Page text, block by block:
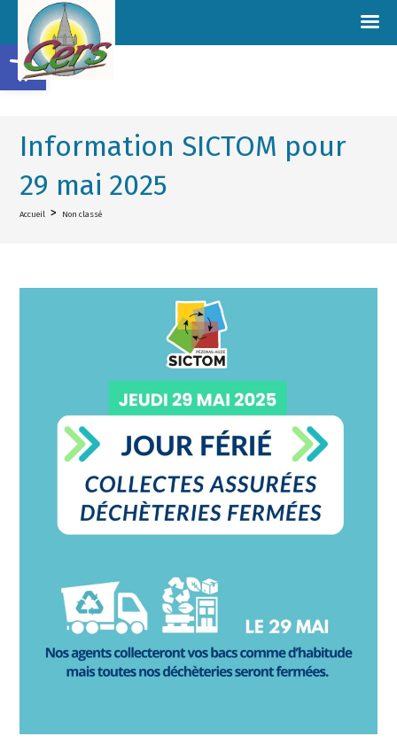
Information SICTOM pour
29 mai 2025
Accueil > Non classé
Ouvrir la barre d’outils